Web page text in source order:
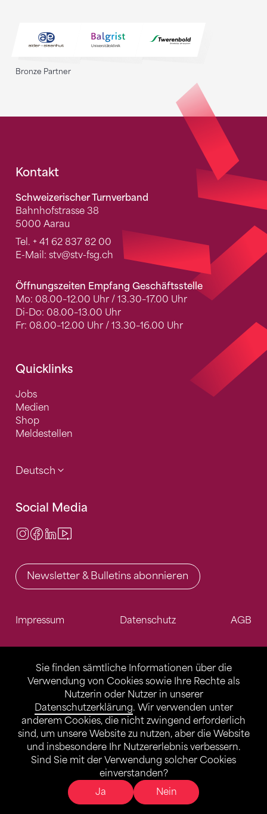
Sie finden sämtliche Informationen über die
Verwendung von Cookies sowie Ihre Rechte als
Nutzerin oder Nutzer in unserer
Datenschutzerklärung. Wir verwenden unter
anderem Cookies, die nicht zwingend erforderlich
sind, um unsere Website zu nutzen, aber die Website
und insbesondere Ihr Nutzererlebnis verbessern.
Sind Sie mit der Verwendung solcher Cookies
einverstanden?
Ja
Nein
Bronze Partner
Fusszeile
Kontakt
Schweizerischer Turnverband
Bahnhofstrasse 38
5000 Aarau
Tel. + 41 62 837 82 00
E-Mail: stv@stv-fsg.ch
Öffnungszeiten Empfang Geschäftsstelle
Mo: 08.00–12.00 Uhr / 13.30–17.00 Uhr
Di-Do: 08.00–13.00 Uhr
Fr: 08.00–12.00 Uhr / 13.30–16.00 Uhr
Quicklinks
Jobs
Medien
Shop
Meldestellen
Deutsch
Social Media
Instagram
Facebook
LinkedIn
Newsletter & Bulletins abonnieren
Impressum Datenschutz AGB